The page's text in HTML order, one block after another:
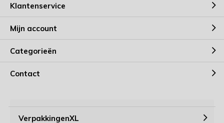
Klantenservice
Mijn account
Categorieën
Contact
VerpakkingenXL